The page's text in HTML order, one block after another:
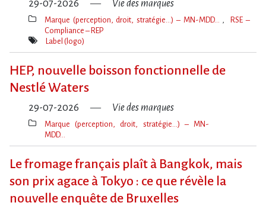
29-07-2026 Vie des marques
Thèmes(s)
Marque (perception, droit, stratégie…) – MN-MDD…
RSE –
Compliance – REP
Mot(s)-
Label (logo)
HEP, nouvelle boisson fonctionnelle de
Nestlé Waters
29-07-2026 Vie des marques
Thèmes(s)
Marque (perception, droit, stratégie…) – MN-
MDD…
Le fromage français plaît à Bangkok, mais
son prix agace à Tokyo : ce que révèle la
nouvelle enquête de Bruxelles